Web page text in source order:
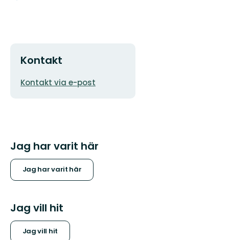
Kontakt
E-
Kontakt via e-post
Jag har varit här
Jag har varit här
Jag vill hit
Jag vill hit